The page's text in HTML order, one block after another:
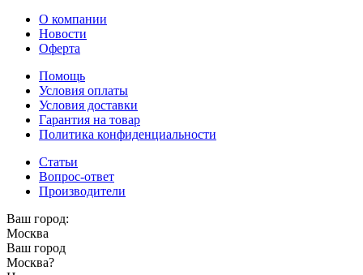
О компании
Новости
Оферта
Помощь
Условия оплаты
Условия доставки
Гарантия на товар
Политика конфиденциальности
Статьи
Вопрос-ответ
Производители
Ваш город:
Москва
Ваш город
Москва?